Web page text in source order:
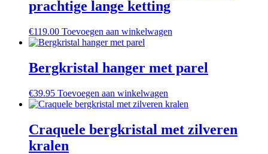
prachtige lange ketting
€119.00 Toevoegen aan winkelwagen
Bergkristal hanger met parel
€39.95 Toevoegen aan winkelwagen
Craquele bergkristal met zilveren
kralen